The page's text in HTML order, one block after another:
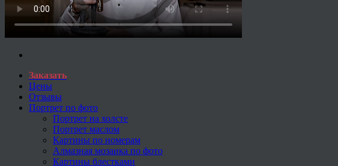
Заказать
Цены
Отзывы
Портрет по фото
Портрет на холсте
Портрет маслом
Картины по номерам
Алмазная мозаика по фото
Картины блестками